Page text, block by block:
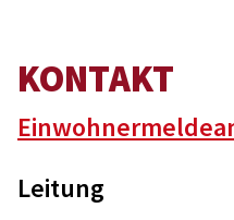
KONTAKT
Leitung